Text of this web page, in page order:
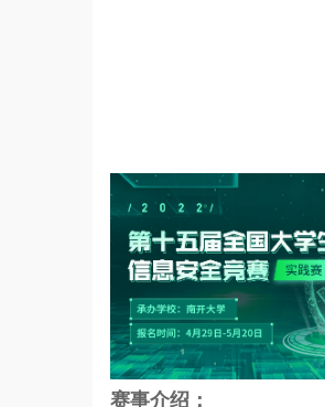
赛事介绍：